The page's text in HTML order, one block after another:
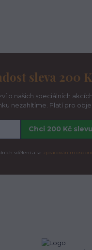
sleva 200
o našich speciálních
nezahltíme. Platí pro
Chci 200 Kč slevu
sdělení a se zpracováním